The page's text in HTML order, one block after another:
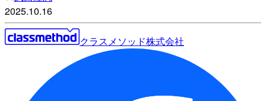
2025.10.16
クラスメソッド株式会社